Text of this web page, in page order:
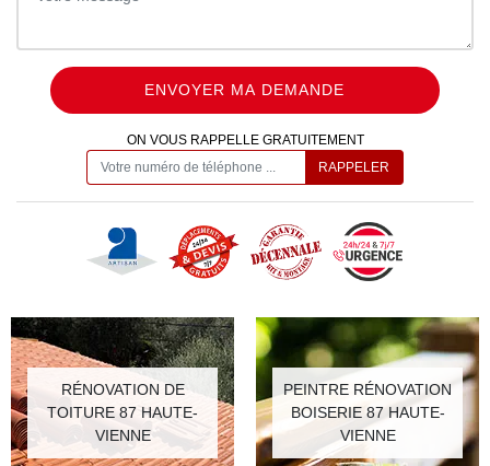
ON VOUS RAPPELLE GRATUITEMENT
RÉNOVATION DE
TOITURE 87 HAUTE-
VIENNE
PEINTRE RÉNOVATION
BOISERIE 87 HAUTE-
VIENNE